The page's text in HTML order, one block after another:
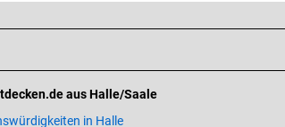
aus Halle/Saale
in Halle